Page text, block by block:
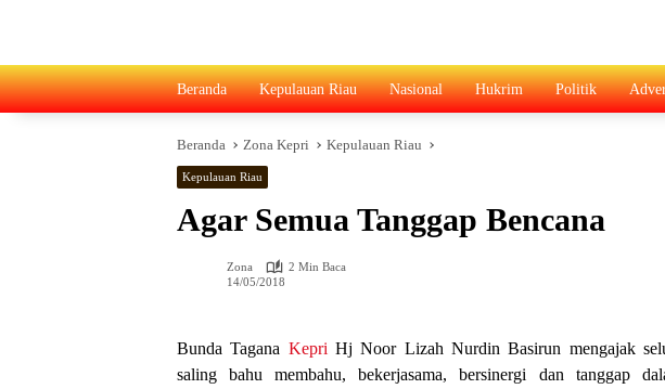
Beranda Kepulauan Riau Nasional Hukrim Politik
Beranda Zona Kepri Kepulauan Riau
Kepulauan Riau
Agar Semua Tanggap Bencana
Zona
2 Min Baca
14/05/2018
Bunda Tagana Kepri Hj Noor Lizah Nurdin Basirun mengajak
saling bahu membahu, bekerjasama, bersinergi dan tanggap